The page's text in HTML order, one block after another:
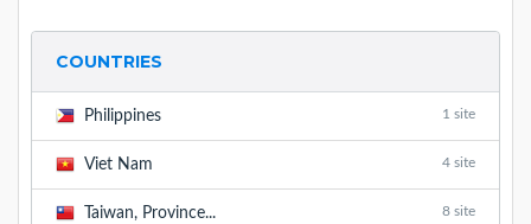
COUNTRIES
Philippines 1 site
Viet Nam 4 site
Taiwan, Province... 8 site